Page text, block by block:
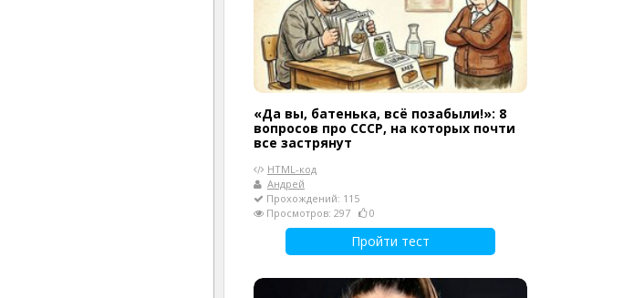
«Да вы, батенька, всё позабыли!»: 8
вопросов про СССР, на которых почти
все застрянут
HTML-код
Андрей
Прохождений: 115
Просмотров: 297
0
Пройти тест